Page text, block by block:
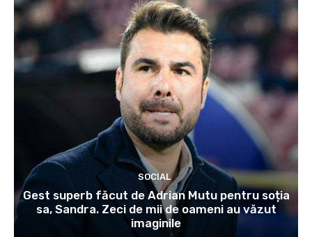
SOCIAL
Gest superb făcut de Adrian Mutu pentru soția
sa, Sandra. Zeci de mii de oameni au văzut
imaginile